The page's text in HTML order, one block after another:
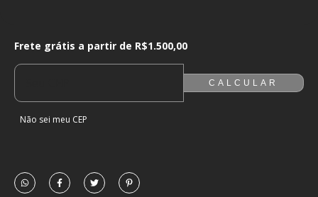
Frete grátis a partir deR$1.500,00
ALTERAR CEP
Frete grátis a partir de R$1.500,00
CALCULAR
Não sei meu CEP